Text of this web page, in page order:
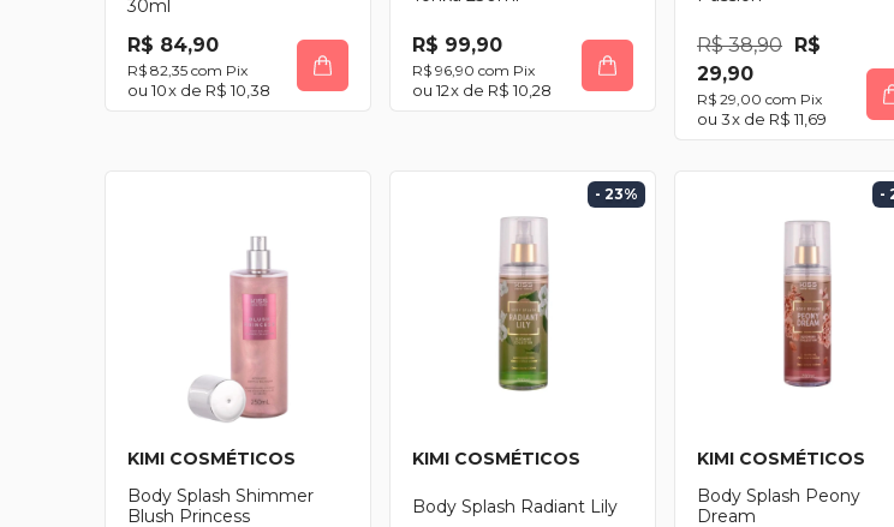
30ml
R$ 84,90
R$ 82,35 com Pix
10x de R$ 10,38
R$ 99,90
R$ 96,90 com Pix
12x de R$ 10,28
R$ 38,90 R$
29,90
R$ 29,00 com Pix
3x de R$ 11,69
KIMI COSMÉTICOS
Body Splash Shimmer
Blush Princess
- 23%
KIMI COSMÉTICOS
Body Splash Radiant Lily
-
KIMI COSMÉTICOS
Body Splash Peony
Dream